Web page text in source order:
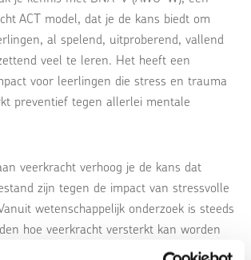
ACT model, dat je de kans biedt om
al spelend, uitproberend, vallend
veel te leren. Het heeft een
voor leerlingen die stress en trauma
preventief tegen allerlei mentale
veerkracht verhoog je de kans dat
zijn tegen de impact van stressvolle
wetenschappelijk onderzoek is steeds
hoe veerkracht versterkt kan worden
concrete lessen van uit de methode